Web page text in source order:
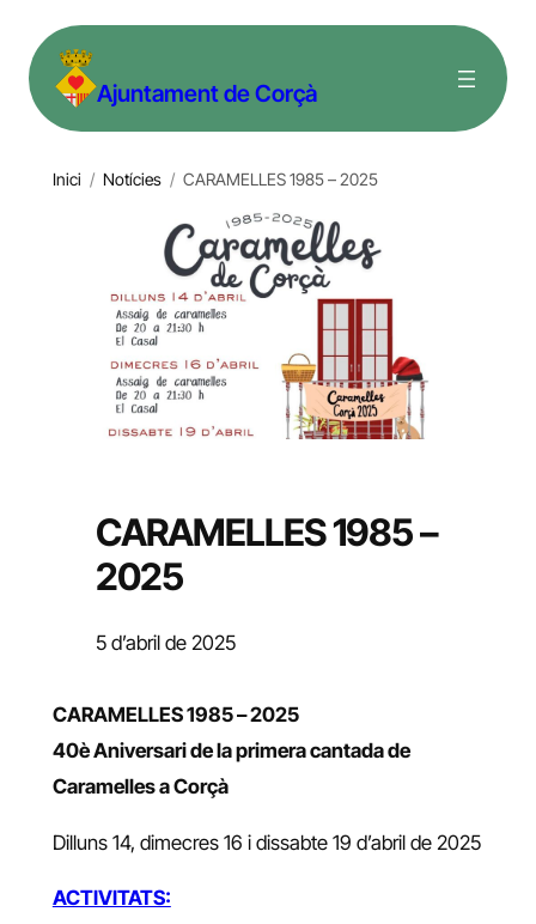
contingut Ajuntament de Corçà
Inici / Notícies / CARAMELLES 1985 – 2025
CARAMELLES 1985 –
2025
5 d’abril de 2025
CARAMELLES 1985 – 2025
40è Aniversari de la primera cantada de
Caramelles a Corçà
Dilluns 14, dimecres 16 i dissabte 19 d’abril de 2025
ACTIVITATS: